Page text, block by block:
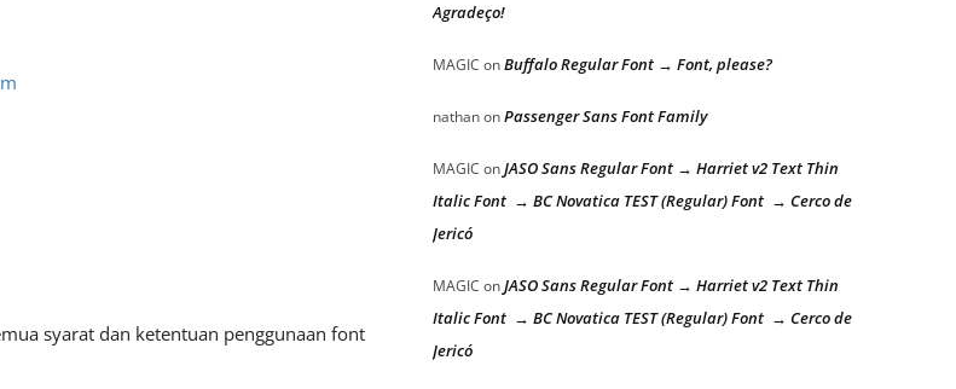
syarat dan ketentuan penggunaan font
Agradeço!
MAGIC onBuffalo Regular Font → Font, please?
nathanonPassenger Sans Font Family
MAGIC onJASO Sans Regular Font → Harriet v2 Text Thin
Italic Font → BC Novatica TEST (Regular) Font → Cerco de
Jericó
MAGIC onJASO Sans Regular Font → Harriet v2 Text Thin
Italic Font → BC Novatica TEST (Regular) Font → Cerco de
Jericó